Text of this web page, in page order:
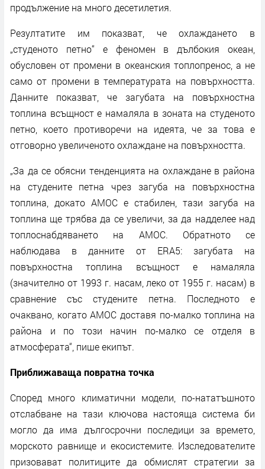
продължение на много десетилетия.
Резултатите им показват, че охлаждането в
„студеното петно“ е феномен в дълбокия океан,
обусловен от промени в океанския топлопренос, а не
само от промени в температурата на повърхността.
Данните показват, че загубата на повърхностна
топлина всъщност е намаляла в зоната на студеното
петно, което противоречи на идеята, че за това е
отговорно увеличеното охлаждане на повърхността.
„За да се обясни тенденцията на охлаждане в района
на студените петна чрез загуба на повърхностна
топлина, докато AMOC е стабилен, тази загуба на
топлина ще трябва да се увеличи, за да надделее над
топлоснабдяването на AMOC. Обратното се
наблюдава в данните от ERA5: загубата на
повърхностна топлина всъщност е намаляла
(значително от 1993 г. насам, леко от 1955 г. насам) в
сравнение със студените петна. Последното е
очаквано, когато AMOC доставя по-малко топлина на
района и по този начин по-малко се отделя в
атмосферата“, пише екипът.
Приближаваща повратна точка
Според много климатични модели, по-нататъшното
отслабване на тази ключова настояща система би
могло да има дългосрочни последици за времето,
морското равнище и екосистемите. Изследователите
призовават политиците да обмислят стратегии за